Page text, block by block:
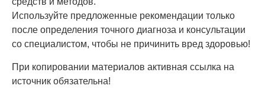
Используйте предложенные рекомендации только
после определения точного диагноза и консультации
со специалистом, чтобы не причинить вред здоровью!
При копировании материалов активная ссылка на
источник обязательна!